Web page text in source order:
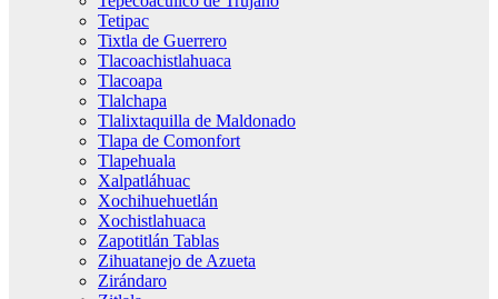
Tetipac
Tixtla de Guerrero
Tlacoachistlahuaca
Tlacoapa
Tlalchapa
Tlalixtaquilla de Maldonado
Tlapa de Comonfort
Tlapehuala
Xalpatláhuac
Xochihuehuetlán
Xochistlahuaca
Zapotitlán Tablas
Zihuatanejo de Azueta
Zirándaro